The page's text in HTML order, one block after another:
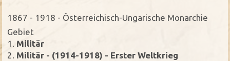
1867 - 1918 - Österreichisch-Ungarische Monarchie
Gebiet
1. Militär
2. Militär - (1914-1918) - Erster Weltkrieg